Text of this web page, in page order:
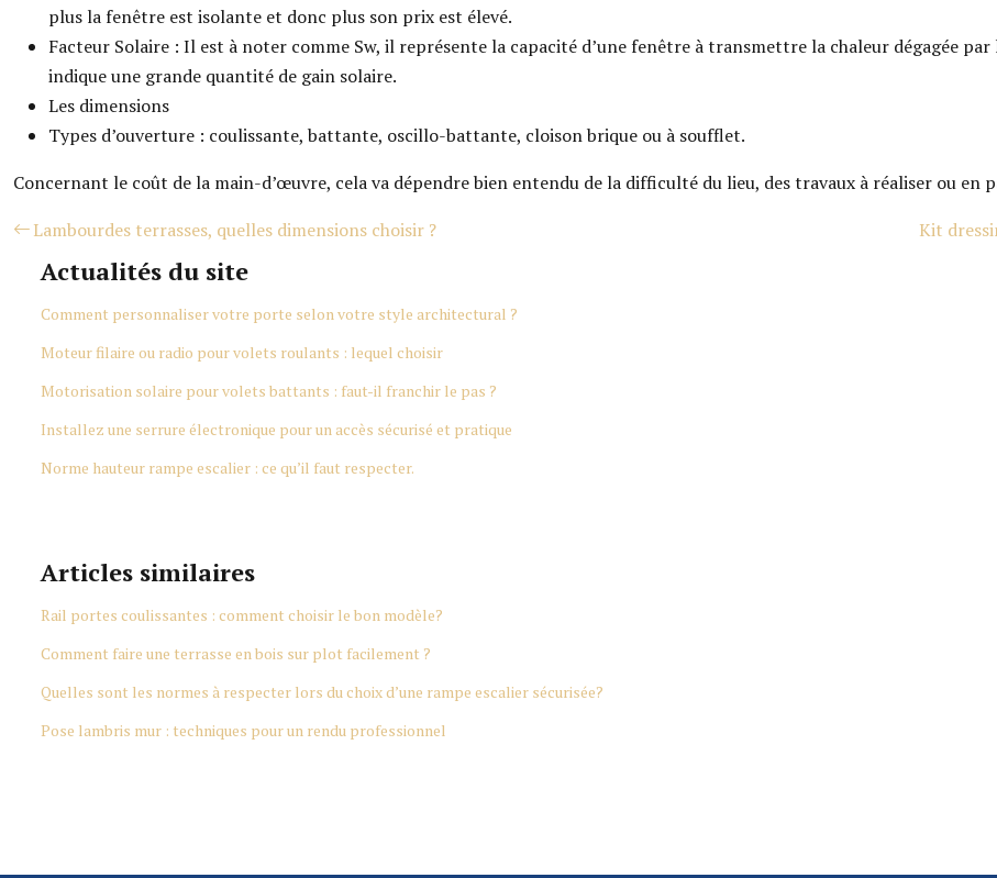
plus la fenêtre est isolante et donc plus son prix est élevé.
Facteur Solaire : Il est à noter comme Sw, il représente la capacité d’une fenêtre à transmettre la chaleur dégagée
indique une grande quantité de gain solaire.
Les dimensions
Types d’ouverture : coulissante, battante, oscillo-battante, cloison brique ou à soufflet.
Concernant le coût de la main-d’œuvre, cela va dépendre bien entendu de la difficulté du lieu, des travaux à réaliser ou en
Lambourdes terrasses, quelles dimensions choisir ?
Kit
Actualités du site
Comment personnaliser votre porte selon votre style architectural ?
Moteur filaire ou radio pour volets roulants : lequel choisir
Motorisation solaire pour volets battants : faut-il franchir le pas ?
Installez une serrure électronique pour un accès sécurisé et pratique
Norme hauteur rampe escalier : ce qu’il faut respecter.
Articles similaires
Rail portes coulissantes : comment choisir le bon modèle?
Comment faire une terrasse en bois sur plot facilement ?
Quelles sont les normes à respecter lors du choix d’une rampe escalier sécurisée?
Pose lambris mur : techniques pour un rendu professionnel